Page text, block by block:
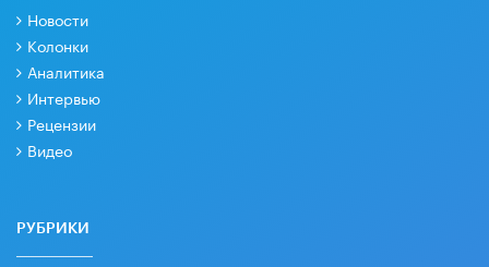
Новости
Колонки
Аналитика
Интервью
Рецензии
Видео
РУБРИКИ